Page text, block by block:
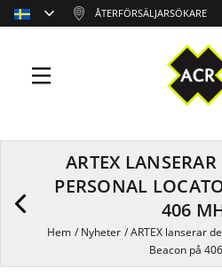
ARTEX
PERSONAL
406
Hem /Nyheter /ARTEX lanserar
Beacon på
ÅTERFÖRSÄLJARSÖKARE